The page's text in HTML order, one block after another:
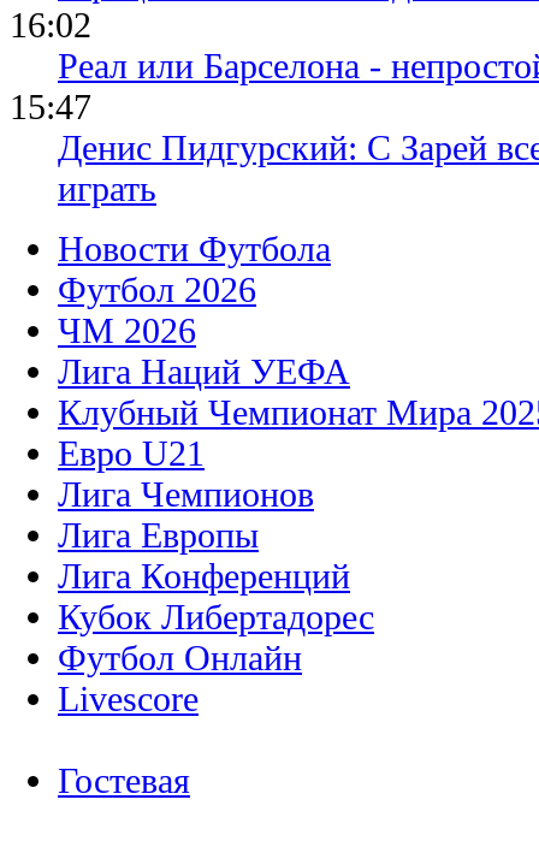
16:02
Реал или Барселона -
15:47
Денис Пидгурский: С Зарей
играть
Новости Футбола
Футбол 2026
ЧМ 2026
Лига Наций УЕФА
Клубный Чемпионат Мира
Евро U21
Лига Чемпионов
Лига Европы
Лига Конференций
Кубок Либертадорес
Футбол Онлайн
Livescore
Гостевая